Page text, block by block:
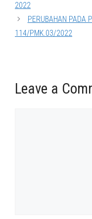
2022
PERUBAHAN
114/PMK.03/2022
Leave a